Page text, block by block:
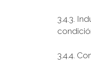
3.4.3.
3.4.4.